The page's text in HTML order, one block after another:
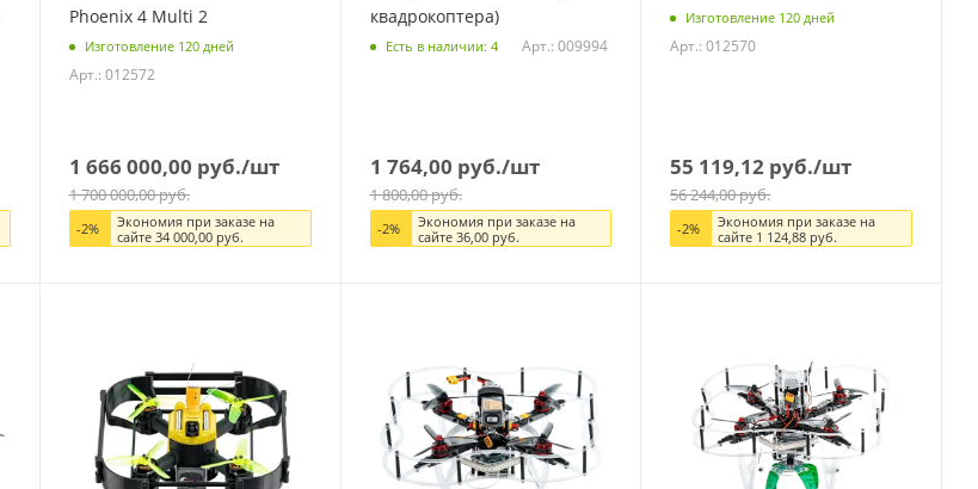
Phoenix 4 Multi 2
Изготовление 120 дней
Арт.: 012572
1 666 000,00 руб./шт
1 700 000,00руб.
-2%
Экономия при заказе на
сайте 34 000,00руб.
квадрокоптера)
Есть в наличии: 4 Арт.: 009994
1 764,00 руб./шт
1 800,00руб.
-2%
Экономия при заказе на
сайте 36,00руб.
Изготовление 120 дней
Арт.: 012570
55 119,12 руб./шт
56 244,00руб.
-2%
Экономия при заказе на
сайте 1 124,88 руб.